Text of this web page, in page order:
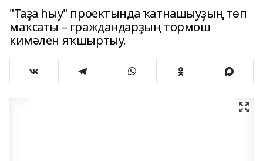
"Таҙа һыу" проектында ҡатнашыуҙың төп
маҡсаты – граждандарҙың тормош
кимәлен яҡшыртыу.